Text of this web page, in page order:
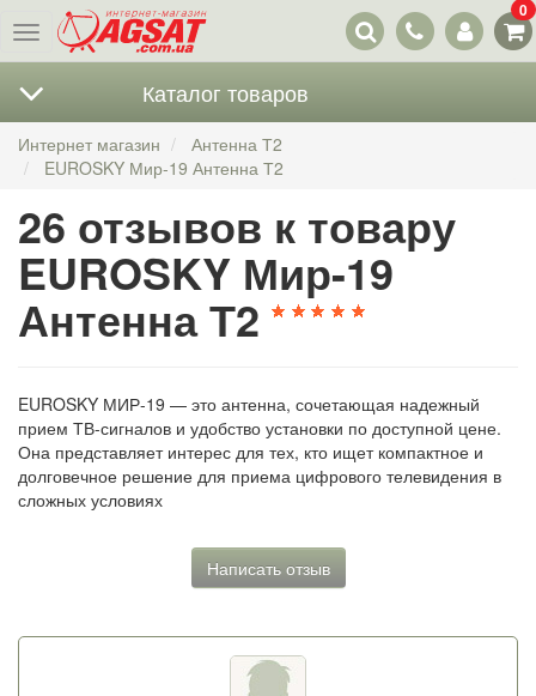
Меню
Наши
контакты
0
Каталог товаров
Интернет магазин
Антенна Т2
EUROSKY Мир-19 Антенна Т2
26 отзывов к товару
EUROSKY Мир-19
Антенна Т2
EUROSKY МИР-19 — это антенна, сочетающая надежный
прием ТВ-сигналов и удобство установки по доступной цене.
Она представляет интерес для тех, кто ищет компактное и
долговечное решение для приема цифрового телевидения в
сложных условиях
Написать отзыв